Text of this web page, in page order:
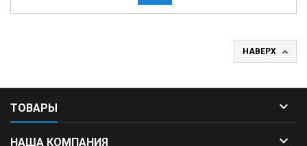
НАВЕРХ 
ТОВАРЫ 
НАША КОМПАНИЯ 